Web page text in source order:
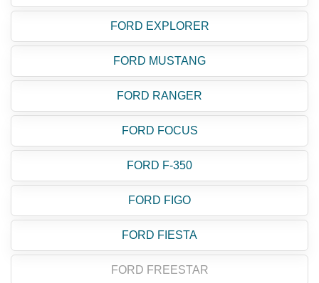
FORD EXPLORER
FORD MUSTANG
FORD RANGER
FORD FOCUS
FORD F-350
FORD FIGO
FORD FIESTA
FORD FREESTAR